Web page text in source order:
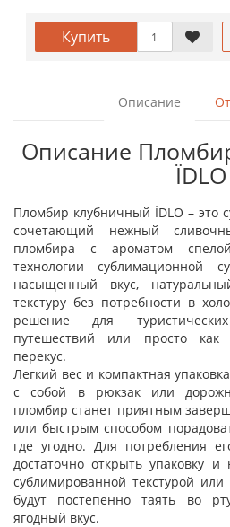
Купить
Описание
Описание
ЇDLO
Пломбир клубничный ÍDLO – это
сочетающий нежный
пломбира с ароматом
технологии сублимационной
насыщенный вкус,
текстуру без потребности в
решение для
путешествий или просто как
перекус.
Легкий вес и компактная
с собой в рюкзак или
пломбир станет приятным
или быстрым способом
где угодно. Для потребления
достаточно открыть упаковку и
сублимированной текстурой или
будут постепенно таять во
ягодный вкус.